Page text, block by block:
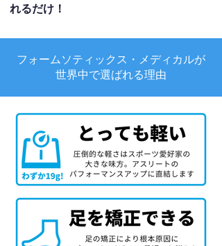
れるだけ！
フォームソティックス・メディカルが
世界中で選ばれる理由